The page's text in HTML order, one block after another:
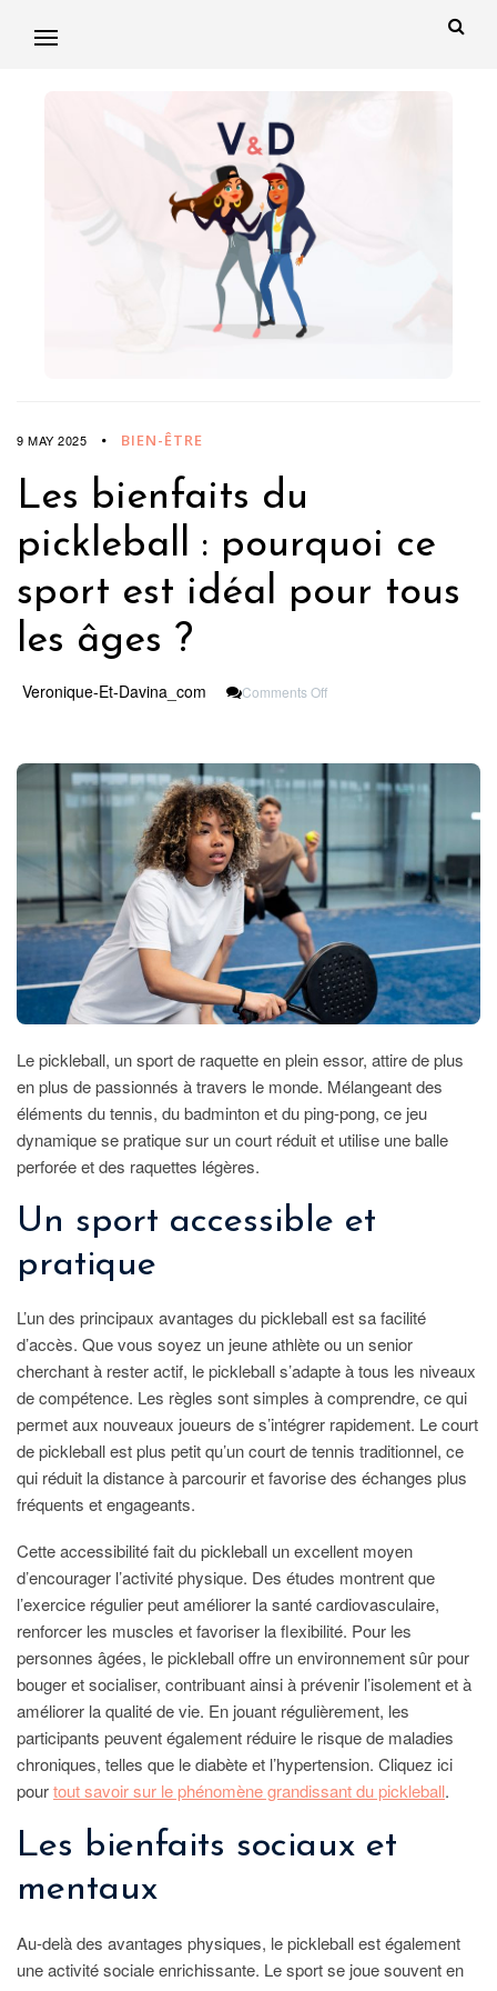
9 MAY 2025 BIEN-ÊTRE
Les bienfaits du
pickleball : pourquoi ce
sport est idéal pour tous
les âges ?
Veronique-Et-Davina_com Comments OffOn
Sport
Idéal
Pour
Tous
Les
Âges
?
Le pickleball, un sport de raquette en plein essor, attire de plus
en plus de passionnés à travers le monde. Mélangeant des
éléments du tennis, du badminton et du ping-pong, ce jeu
dynamique se pratique sur un court réduit et utilise une balle
perforée et des raquettes légères.
Un sport accessible et
pratique
L’un des principaux avantages du pickleball est sa facilité
d’accès. Que vous soyez un jeune athlète ou un senior
cherchant à rester actif, le pickleball s’adapte à tous les niveaux
de compétence. Les règles sont simples à comprendre, ce qui
permet aux nouveaux joueurs de s’intégrer rapidement. Le court
de pickleball est plus petit qu’un court de tennis traditionnel, ce
qui réduit la distance à parcourir et favorise des échanges plus
fréquents et engageants.
Cette accessibilité fait du pickleball un excellent moyen
d’encourager l’activité physique. Des études montrent que
l’exercice régulier peut améliorer la santé cardiovasculaire,
renforcer les muscles et favoriser la flexibilité. Pour les
personnes âgées, le pickleball offre un environnement sûr pour
bouger et socialiser, contribuant ainsi à prévenir l’isolement et à
améliorer la qualité de vie. En jouant régulièrement, les
participants peuvent également réduire le risque de maladies
chroniques, telles que le diabète et l’hypertension. Cliquez ici
pourtout savoir sur le phénomène grandissant du pickleball.
Les bienfaits sociaux et
mentaux
Au-delà des avantages physiques, le pickleball est également
une activité sociale enrichissante. Le sport se joue souvent en